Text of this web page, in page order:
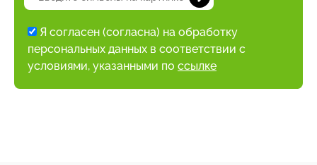
Я согласен (согласна) на обработку
персональных данных в соответствии с
условиями, указанными по ссылке